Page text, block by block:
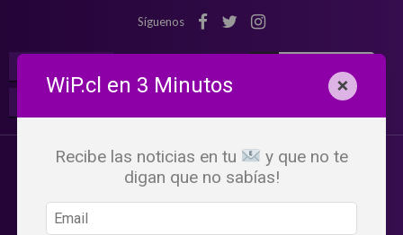
Síguenos
WiP.cl en 3 Minutos ×
Recibe las noticias en tu
y que no te
digan que no sabías!